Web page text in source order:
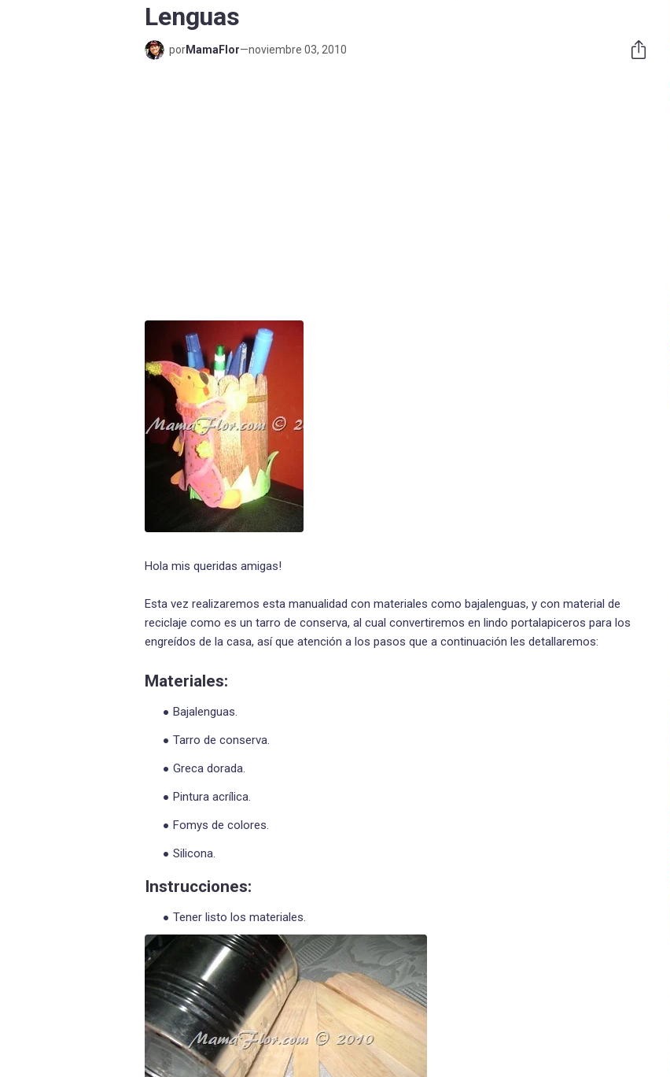
Lenguas
porMamaFlor—noviembre 03, 2010
Hola mis queridas amigas!
Esta vez realizaremos esta manualidad con materiales como bajalenguas, y con material de
reciclaje como es un tarro de conserva, al cual convertiremos en lindo portalapiceros para los
engreídos de la casa, así que atención a los pasos que a continuación les detallaremos:
Materiales:
Bajalenguas.
Tarro de conserva.
Greca dorada.
Pintura acrílica.
Fomys de colores.
Silicona.
Instrucciones:
Tener listo los materiales.